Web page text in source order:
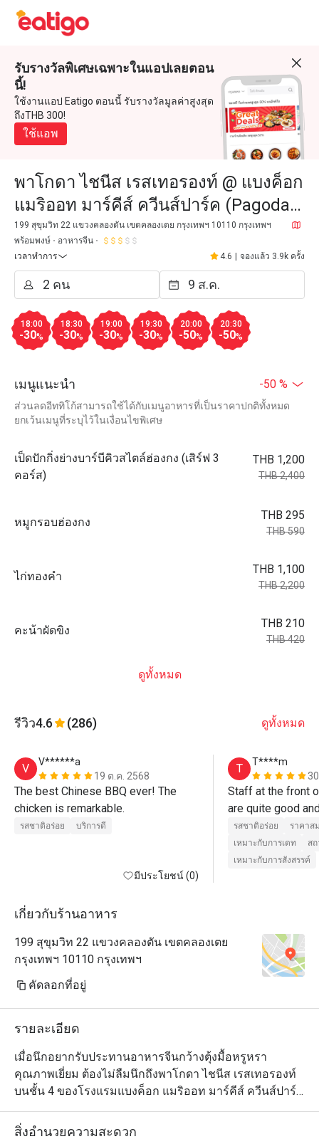
รับรางวัลพิเศษเฉพาะในแอปเลยตอน
นี้!
ใช้งานแอป Eatigo ตอนนี้ รับรางวัลมูลค่าสูงสุด
ถึงTHB 300!
ใช้แอพ
พาโกดา ไชนีส เรสเทอรองท์ @ แบงค็อก
แมริออท มาร์คีส์ ควีนส์ปาร์ค (Pagoda
Chinese Restaurant @ Bangkok
Marriott Marquis Queen's Pa
199 สุขุมวิท 22 แขวงคลองตัน เขตคลองเตย กรุงเทพฯ 10110 กรุงเทพฯ
พร้อมพงษ์
อาหารจีน
เวลาทำการ
4.6 จองแล้ว 3.9k ครั้ง
18:00
-30%
18:30
-30%
19:00
-30%
19:30
-30%
20:00
-50%
20:30
-50%
เมนูแนะนำ -50 %
ส่วนลดอีททิโก้สามารถใช้ได้กับเมนูอาหารที่เป็นราคาปกติทั้งหมด
ยกเว้นเมนูที่ระบุไว้ในเงื่อนไขพิเศษ
เป็ดปักกิ่งย่างบาร์บีคิวสไตล์ฮ่องกง (เสิร์ฟ 3
คอร์ส)
THB 1,200
THB 2,400
หมูกรอบฮ่องกง
THB 295
THB 590
ไก่ทองคำ
THB 1,100
THB 2,200
คะน้าผัดขิง
THB 210
THB 420
ดูทั้งหมด
รีวิว4.6 (286) ดูทั้งหมด
V
V******a
19 ต.ค. 2568
The best Chinese BBQ ever! The
chicken is remarkable.
รสชาติอร่อย บริการดี
มีประโยชน์ (0)
T
T****m
Staff at the front
are quite good
welcome (Cee
staff who take
and serve are
รสชาติอร่อย
ราคาส
เหมาะกับการเดท
ส
เหมาะกับการสังสรรค์
เกี่ยวกับร้านอาหาร
199 สุขุมวิท 22 แขวงคลองตัน เขตคลองเตย
กรุงเทพฯ 10110 กรุงเทพฯ
คัดลอกที่อยู่
รายละเอียด
เมื่อนึกอยากรับประทานอาหารจีนกว้างตุ้งมื้อหรูหรา
คุณภาพเยี่ยม ต้องไม่ลืมนึกถึงพาโกดา ไชนีส เรสเทอรองท์
บนชั้น 4 ของโรงแรมแบงค็อก แมริออท มาร์คีส์ ควีนส์ปาร์ค
ตัวร้านเป็นห้องโถงโอ่อ่าสวยงามตกแต่งในสไตล์จีนร่วมสมัย
ประกอบด้วยโต๊ะกลมทั้งขนาดเล็กและใหญ่ อีกทั้งยังมีห้อง
สิ่งอำนวยความสะดวก